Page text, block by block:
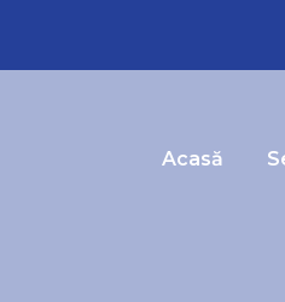
Acasă